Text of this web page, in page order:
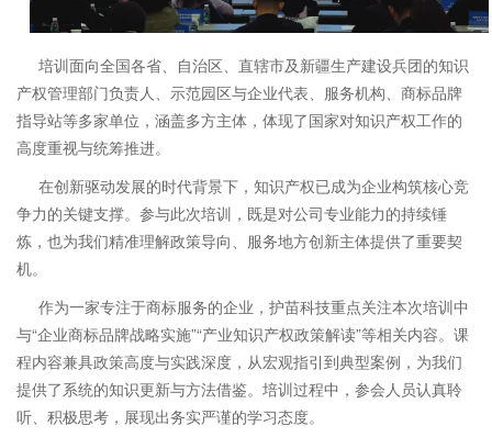
培训面向全国各省、自治区、直辖市及新疆生产建设兵团的知识
产权管理部门负责人、示范园区与企业代表、服务机构、商标品牌
指导站等多家单位，涵盖多方主体，体现了国家对知识产权工作的
高度重视与统筹推进。
在创新驱动发展的时代背景下，知识产权已成为企业构筑核心竞
争力的关键支撑。参与此次培训，既是对公司专业能力的持续锤
炼，也为我们精准理解政策导向、服务地方创新主体提供了重要契
机。
作为一家专注于商标服务的企业，护苗科技重点关注本次培训中
与“企业商标品牌战略实施”“产业知识产权政策解读”等相关内容。课
程内容兼具政策高度与实践深度，从宏观指引到典型案例，为我们
提供了系统的知识更新与方法借鉴。培训过程中，参会人员认真聆
听、积极思考，展现出务实严谨的学习态度。